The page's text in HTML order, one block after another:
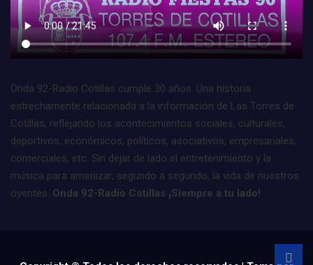
Onda 92-Radio Cotillas cumple 30 años. Una historia
estrechamente relacionada a la información de Las Torres de
Cotillas, reflejando los acontecimientos sociales, culturales,
deportivos, económicos, políticos, asociativos, empresariales,
comerciales, etc. Sin dejar de lado el entretenimiento y la
música para amenizar, segundo a segundo, la vida de nuestros
oyentes. Onda 92-Radio Cotillas ¡Siempre a tu lado!